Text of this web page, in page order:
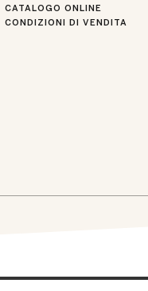
CATALOGO ONLINE
CONDIZIONI DI VENDITA